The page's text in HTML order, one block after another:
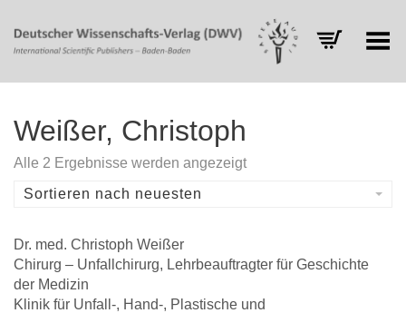
Toggle Menu
Weißer, Christoph
Alle 2 Ergebnisse werden angezeigtNach
Sortieren nach neuesten
Dr. med. Christoph Weißer
Chirurg – Unfallchirurg, Lehrbeauftragter für Geschichte
der Medizin
Klinik für Unfall-, Hand-, Plastische und